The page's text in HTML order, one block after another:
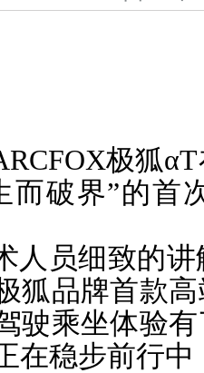
极狐
而破界”的首
人员细致的
狐品牌首款
驶乘坐体验
在稳步前行中